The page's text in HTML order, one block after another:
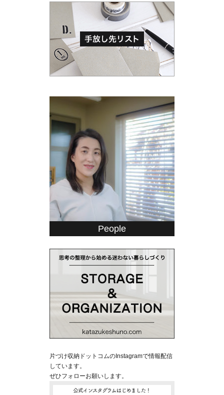
People
片づけ収納ドットコムのInstagramで情報配信
しています。
ぜひフォローお願いします。